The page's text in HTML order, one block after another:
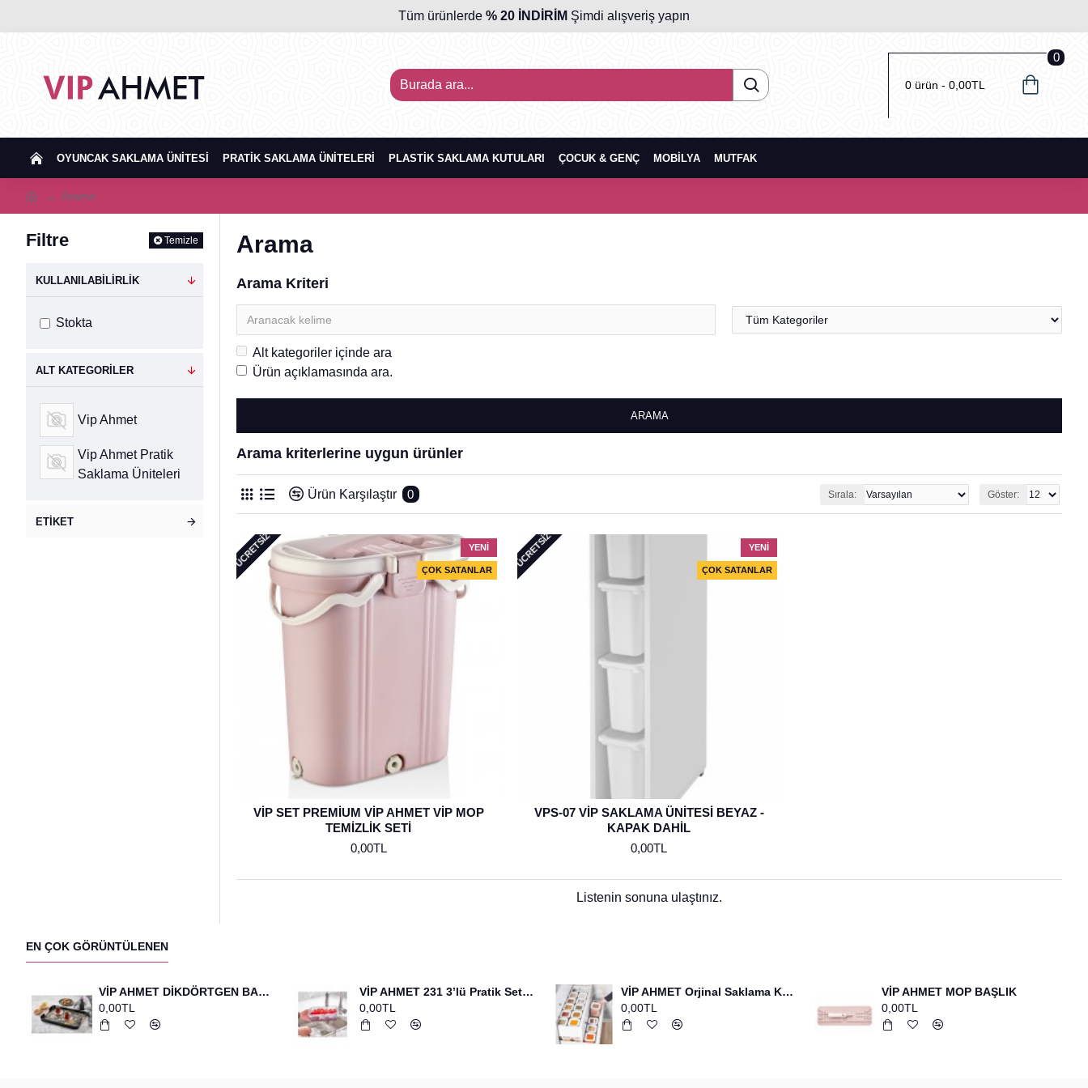
Tüm ürünlerde % 20 İNDİRİM Şimdi alışveriş yapın
0 ürün - 0,00TL
0
OYUNCAK SAKLAMA ÜNITESI PRATIK SAKLAMA ÜNITELERI PLASTIK SAKLAMA KUTULARI ÇOCUK & GENÇ MOBILYA MUTFAK
Arama
Filtre Temizle
ALT KATEGORILER
Vip Ahmet
Vip Ahmet Pratik
Saklama Üniteleri
ETIKET
KULLANILABILIRLIK
Stokta
Arama
Arama Kriteri
Alt kategoriler içinde ara
Ürün açıklamasında ara.
ARAMA
Arama kriterlerine uygun ürünler
Ürün Karşılaştır 0 Sırala: Göster:
YENI
ÇOK SATANLAR
ÜCRETSIZ
VİP SET PREMİUM VİP AHMET VİP MOP
TEMİZLİK SETİ
0,00TL
YENI
ÇOK SATANLAR
ÜCRETSIZ
VPS-07 VİP SAKLAMA ÜNİTESİ BEYAZ -
KAPAK DAHİL
0,00TL
Listenin sonuna ulaştınız.
EN ÇOK GÖRÜNTÜLENEN
VİP AHMET DİKDÖRTGEN BASKILI TEPSİ SİYAH
0,00TL
VİP AHMET 231 3’lü Pratik Set Bakır Yumurta Fırcası+spatula+çırpıcı
0,00TL
VİP AHMET Orjinal Saklama Kabı 1200 ML 9 ADET
0,00TL
VİP AHMET MOP BAŞLIK
0,00TL